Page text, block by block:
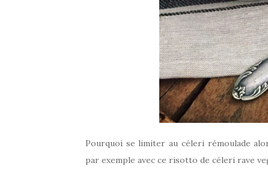
Pourquoi se limiter au céleri rémoulade
par exemple avec ce risotto de céleri rave